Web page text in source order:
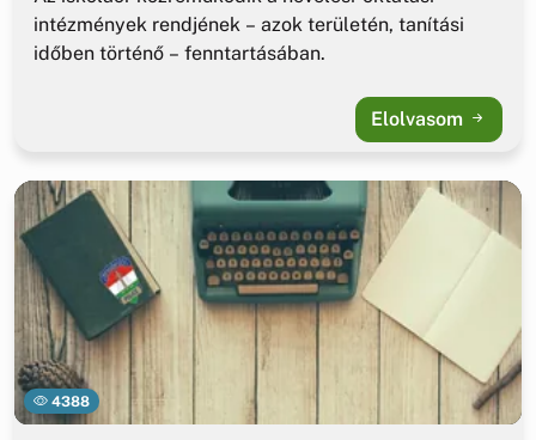
intézmények rendjének – azok területén, tanítási
időben történő – fenntartásában.
Elolvasom
4388